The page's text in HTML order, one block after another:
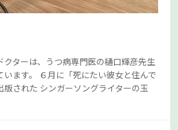
クターは、うつ病専門医の樋口輝彦先生
います。 ６月に「死にたい彼女と住んで
版された シンガーソングライターの玉